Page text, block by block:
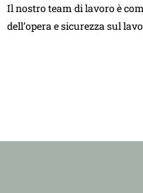
Il nostro team di lavoro è
dell’opera e sicurezza sul